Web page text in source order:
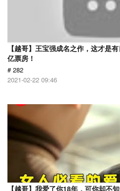
【越哥】王宝强成名之作，这才是
亿票房！
# 282
2021-02-22 09:46
【越哥】我爱了你18年，可你却不